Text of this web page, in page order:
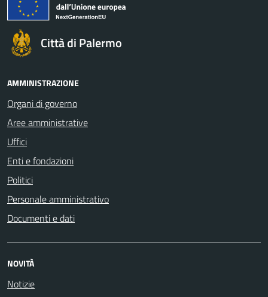
Città di Palermo
AMMINISTRAZIONE
Organi di governo
Aree amministrative
Uffici
Enti e fondazioni
Politici
Personale amministrativo
Documenti e dati
NOVITÀ
Notizie